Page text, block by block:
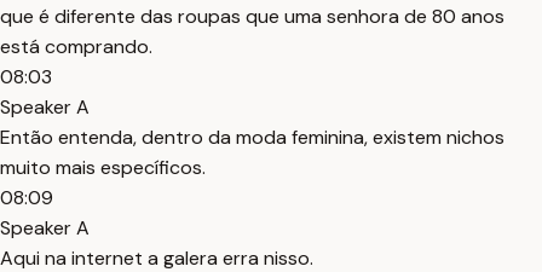
que é diferente das roupas que uma senhora de 80 anos
está comprando.
08:03
Speaker A
Então entenda, dentro da moda feminina, existem nichos
muito mais específicos.
08:09
Speaker A
Aqui na internet a galera erra nisso.